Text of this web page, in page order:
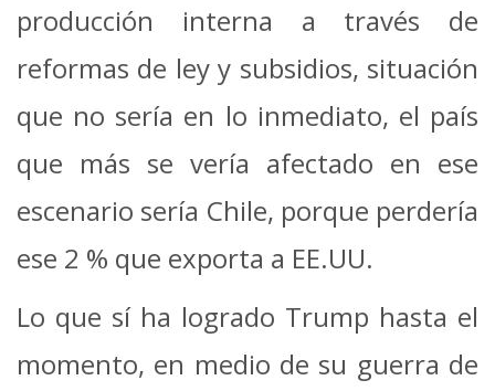
producción interna a través de
reformas de ley y subsidios, situación
que no sería en lo inmediato, el país
que más se vería afectado en ese
escenario sería Chile, porque perdería
ese 2 % que exporta a EE.UU.
Lo que sí ha logrado Trump hasta el
momento, en medio de su guerra de